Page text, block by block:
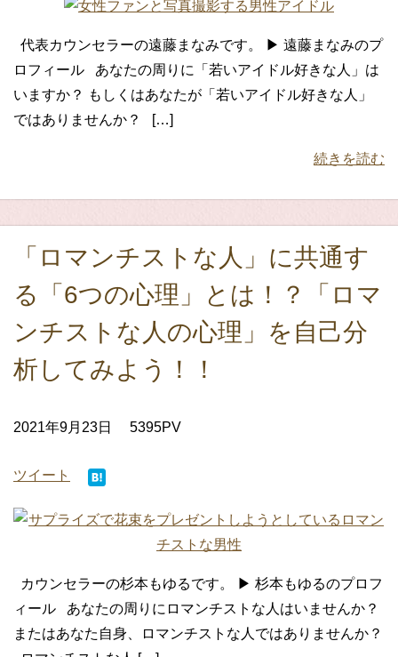
代表カウンセラーの遠藤まなみです。 ▶ 遠藤まなみのプ
ロフィール あなたの周りに「若いアイドル好きな人」は
いますか？ もしくはあなたが「若いアイドル好きな人」
ではありませんか？ […]
続きを読む
「ロマンチストな人」に共通す
る「6つの心理」とは！？「ロマ
ンチストな人の心理」を自己分
析してみよう！！
2021年9月23日 5395PV
ツイート
カウンセラーの杉本もゆるです。 ▶ 杉本もゆるのプロフ
ィール あなたの周りにロマンチストな人はいませんか？
またはあなた自身、ロマンチストな人ではありませんか？